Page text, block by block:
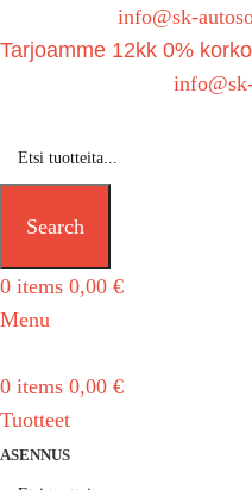
info@sk-
Tarjoamme 12kk 0%
Search
0 items 0,00 €
Menu
0 items 0,00 €
Tuotteet
ASENNUS